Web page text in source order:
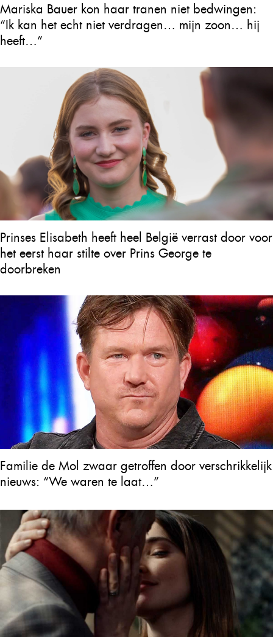
Mariska Bauer kon haar tranen niet bedwingen:
“Ik kan het echt niet verdragen… mijn zoon… hij
heeft…”
Prinses Elisabeth heeft heel België verrast door voor
het eerst haar stilte over Prins George te
doorbreken
Familie de Mol zwaar getroffen door verschrikkelijk
nieuws: “We waren te laat…”